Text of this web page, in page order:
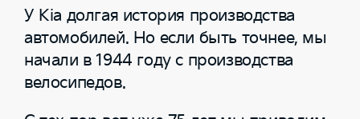
У Kia долгая история производства
автомобилей. Но если быть точнее, мы
начали в 1944 году с производства
велосипедов.